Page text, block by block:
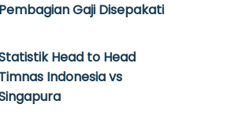
Pembagian Gaji Disepakati
Head to Head
Timnas Indonesia vs